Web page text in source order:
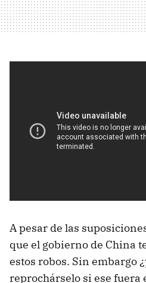
A pesar de las
que el gobierno de China
estos robos. Sin embargo
reprochárselo si ese fuera